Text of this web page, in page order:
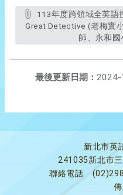
Great Detective (老梅實
師、永和
最後更新日期： 2024-
新北市英
241035新北市
聯絡電話